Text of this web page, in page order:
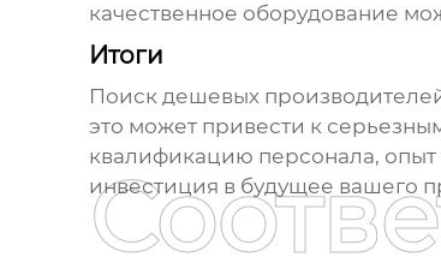
качественное оборудование
Итоги
Поиск дешевых
это может привести к
квалификацию персонала, опыт
инвестиция в будущее вашего